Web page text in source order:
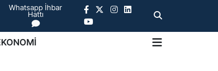
Whatsapp İhbar
Hattı